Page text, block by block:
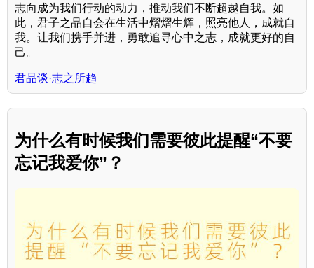
志向成为我们行动的动力，推动我们不断超越自我。如
此，君子之品自会在生活中熠熠生辉，照亮他人，成就自
我。让我们携手并进，勇敢追寻心中之志，成就更好的自
己。
君品谈·志之所趋
为什么有时候我们需要彼此提醒“不要
忘记我爱你”？